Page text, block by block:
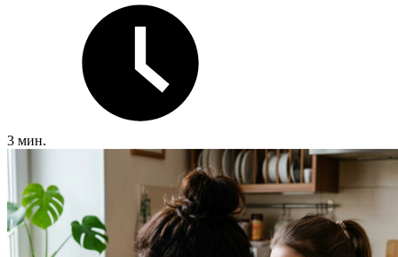
3 мин.